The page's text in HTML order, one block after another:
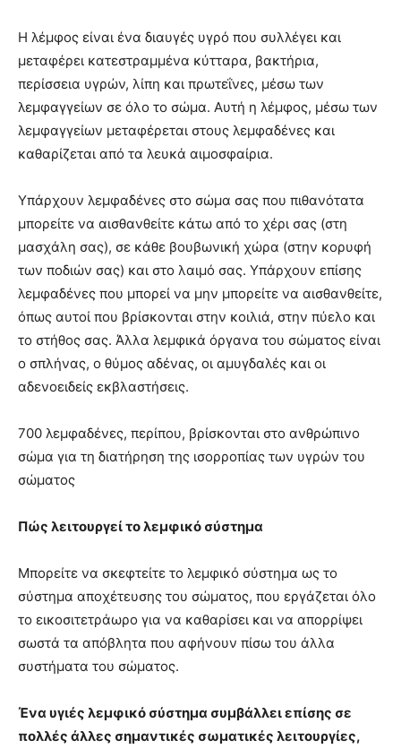
Η λέμφος είναι ένα διαυγές υγρό που συλλέγει και
μεταφέρει κατεστραμμένα κύτταρα, βακτήρια,
περίσσεια υγρών, λίπη και πρωτεΐνες, μέσω των
λεμφαγγείων σε όλο το σώμα. Αυτή η λέμφος, μέσω των
λεμφαγγείων μεταφέρεται στους λεμφαδένες και
καθαρίζεται από τα λευκά αιμοσφαίρια.
Υπάρχουν λεμφαδένες στο σώμα σας που πιθανότατα
μπορείτε να αισθανθείτε κάτω από το χέρι σας (στη
μασχάλη σας), σε κάθε βουβωνική χώρα (στην κορυφή
των ποδιών σας) και στο λαιμό σας. Υπάρχουν επίσης
λεμφαδένες που μπορεί να μην μπορείτε να αισθανθείτε,
όπως αυτοί που βρίσκονται στην κοιλιά, στην πύελο και
το στήθος σας. Άλλα λεμφικά όργανα του σώματος είναι
ο σπλήνας, ο θύμος αδένας, οι αμυγδαλές και οι
αδενοειδείς εκβλαστήσεις.
700 λεμφαδένες, περίπου, βρίσκονται στο ανθρώπινο
σώμα για τη διατήρηση της ισορροπίας των υγρών του
σώματος
Πώς λειτουργεί το λεμφικό σύστημα
Μπορείτε να σκεφτείτε το λεμφικό σύστημα ως το
σύστημα αποχέτευσης του σώματος, που εργάζεται όλο
το εικοσιτετράωρο για να καθαρίσει και να απορρίψει
σωστά τα απόβλητα που αφήνουν πίσω του άλλα
συστήματα του σώματος.
Ένα υγιές λεμφικό σύστημα συμβάλλει επίσης σε
πολλές άλλες σημαντικές σωματικές λειτουργίες,